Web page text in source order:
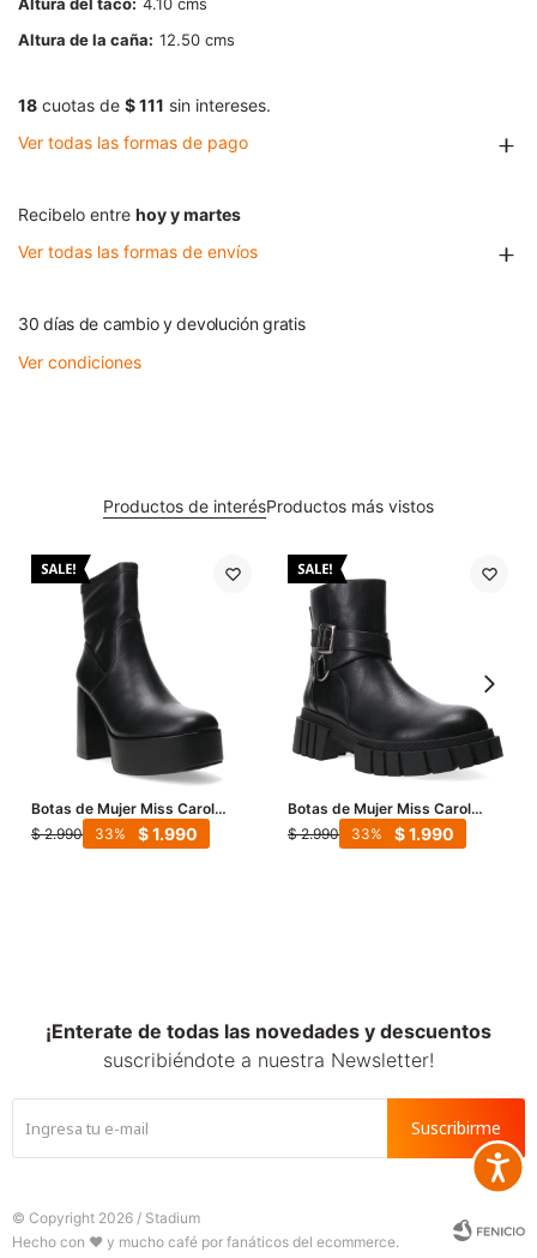
Altura de la caña
12.50
18 cuotas de $ 111 sin intereses.
Ver todas las formas de pago
Recibelo entre hoy y martes
Ver todas las formas de envíos
30 días de cambio y devolución gratis
Ver condiciones
Productos de interésProductos más vistos
Botas de Mujer Miss Carol
PLACID con simil cuero
elastizado - Negro
$ 2.990 $1.990
33
Botas de Mujer Miss Carol
SUMI con hebillas - Negro
$ 2.990 $1.990
33
¡Enterate de todas las novedades y descuentos
suscribiéndote a nuestra Newsletter!
Suscribirme
© Copyright 2026 / Stadium